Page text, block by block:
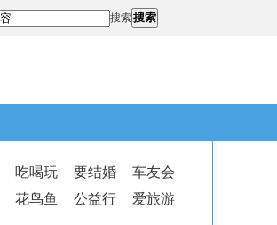
搜索搜索
吃喝玩 要结婚
车友会
花鸟鱼 公益行 爱旅游